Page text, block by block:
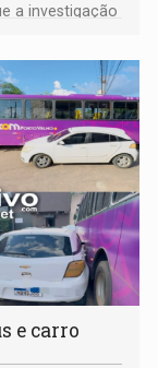
a investigação
e carro